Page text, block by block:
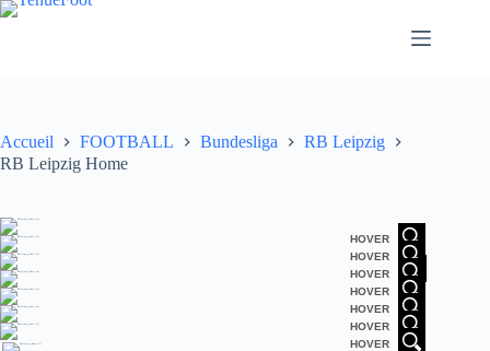
Passer
Accueil FOOTBALL Bundesliga
RB Leipzig
RB Leipzig Home
HOVER
HOVER
HOVER
HOVER
HOVER
HOVER
HOVER